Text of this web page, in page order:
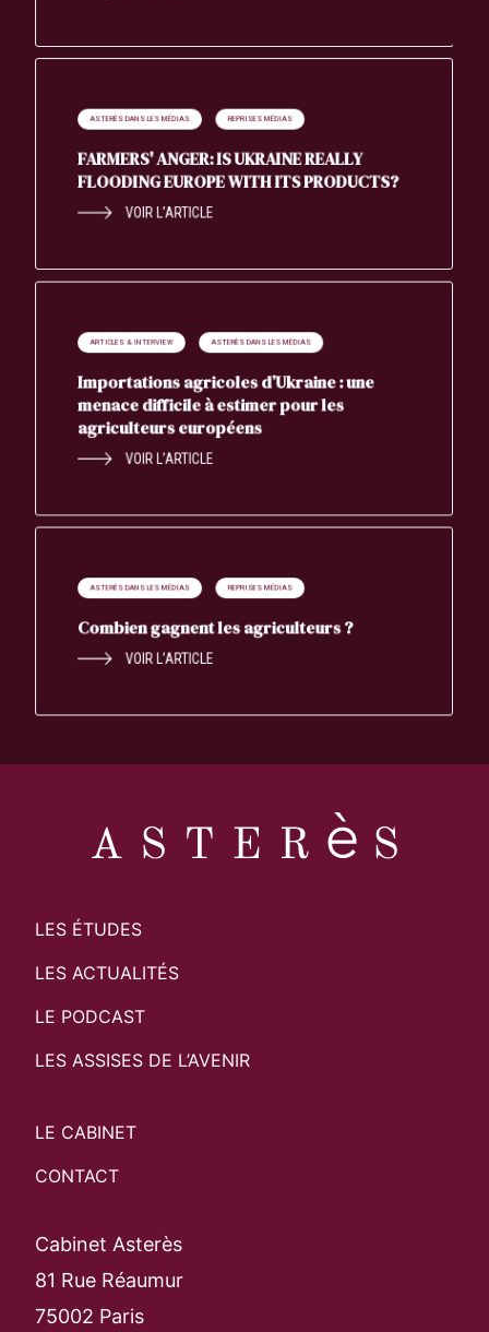
ASTERÈS DANS LES MÉDIAS REPRISES MÉDIAS
FARMERS' ANGER: IS UKRAINE REALLY
FLOODING EUROPE WITH ITS PRODUCTS?
VOIR L’ARTICLE
ARTICLES & INTERVIEW ASTERÈS DANS LES MÉDIAS
Importations agricoles d’Ukraine : une
menace difficile à estimer pour les
agriculteurs européens
VOIR L’ARTICLE
ASTERÈS DANS LES MÉDIAS REPRISES MÉDIAS
Combien gagnent les agriculteurs ?
VOIR L’ARTICLE
LES ÉTUDES
LES ACTUALITÉS
LE PODCAST
LES ASSISES DE L’AVENIR
LE CABINET
CONTACT
Cabinet Asterès
81 Rue Réaumur
75002 Paris